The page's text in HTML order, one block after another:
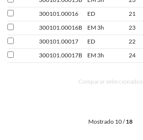
300101.00016
ED 21
300101.00016B
EM 3h 23
300101.00017
ED 22
300101.00017B
EM 3h 24
Comparar seleccionados
Mostrado 10 /18